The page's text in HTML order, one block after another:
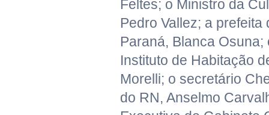
Feltes; o Ministro da
Pedro Vallez; a prefeita
Paraná, Blanca
Instituto de Habitação
Morelli; o secretário
do RN, Anselmo